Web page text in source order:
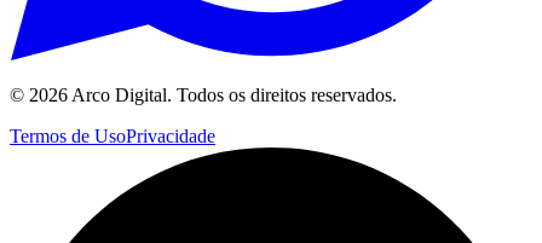
© 2026 Arco Digital. Todos os direitos reservados.
Termos de UsoPrivacidade